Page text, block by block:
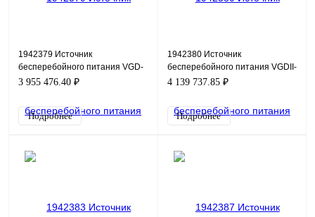
1942379 Источник
бесперебойного питания VGD-
II-400M33HP
3 955 476.40 ₽
Подробнее
1942380 Источник
бесперебойного питания VGDII-
500M33HP
4 139 737.85 ₽
Подробнее